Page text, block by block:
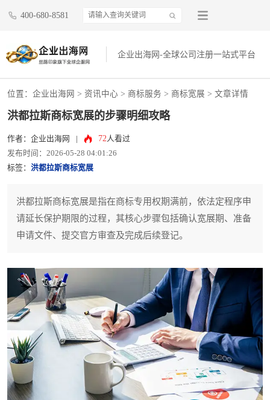
400-680-8581
企业出海网-全球公司注册一站式平台
位置： 企业出海网 > 资讯中心 > 商标服务 > 商标宽展 > 文章详情
洪都拉斯商标宽展的步骤明细攻略
作者：企业出海网 72人看过
发布时间：2026-05-28 04:01:26
标签： 洪都拉斯商标宽展
洪都拉斯商标宽展是指在商标专用权期满前，依法定程序申
请延长保护期限的过程，其核心步骤包括确认宽展期、准备
申请文件、提交官方审查及完成后续登记。